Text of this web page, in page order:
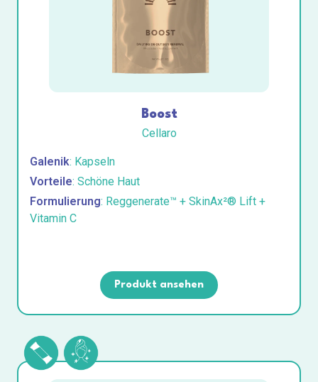
Boost
Cellaro
Galenik: Kapseln
Vorteile: Schöne Haut
Formulierung: Reggenerate™ + SkinAx²® Lift +
Vitamin C
Produkt ansehen